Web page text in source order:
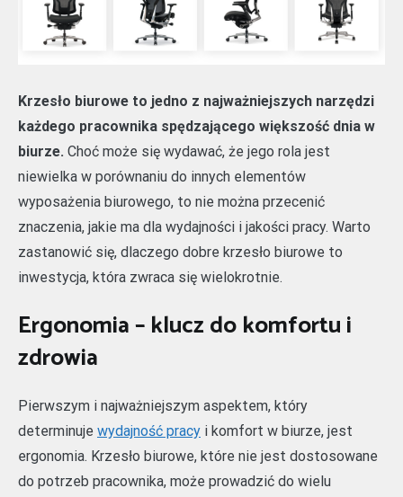
Krzesło biurowe to jedno z najważniejszych narzędzi
każdego pracownika spędzającego większość dnia w
biurze. Choć może się wydawać, że jego rola jest
niewielka w porównaniu do innych elementów
wyposażenia biurowego, to nie można przecenić
znaczenia, jakie ma dla wydajności i jakości pracy. Warto
zastanowić się, dlaczego dobre krzesło biurowe to
inwestycja, która zwraca się wielokrotnie.
Ergonomia – klucz do komfortu i
zdrowia
Pierwszym i najważniejszym aspektem, który
determinuje wydajność pracy i komfort w biurze, jest
ergonomia. Krzesło biurowe, które nie jest dostosowane
do potrzeb pracownika, może prowadzić do wielu